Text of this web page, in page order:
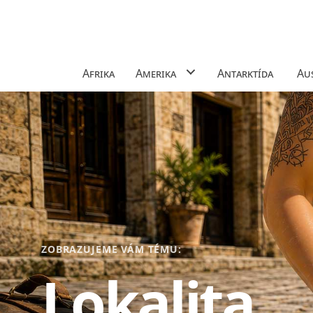
Afrika Amerika Antarktída
ZOBRAZUJEME VÁM TÉMU: